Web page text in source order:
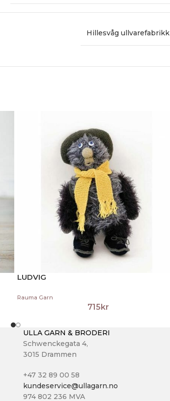
Hillesvåg ullvarefabrikk
LUDVIG
Rauma Garn
715kr
ULLA GARN & BRODERI
Schwenckegata 4,
3015 Drammen
+47 32 89 00 58
kundeservice@ullagarn.no
974 802 236 MVA